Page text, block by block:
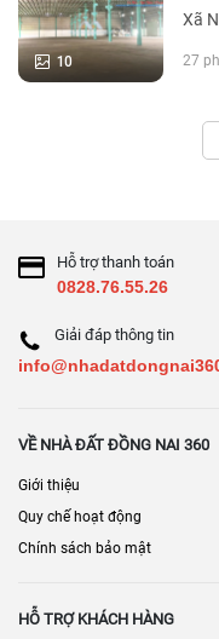
10
Xã
27
Hỗ trợ thanh toán
0828.76.55.26
Giải đáp thông tin
VỀ NHÀ ĐẤT ĐỒNG NAI 360
Giới thiệu
Quy chế hoạt động
Chính sách bảo mật
HỖ TRỢ KHÁCH HÀNG